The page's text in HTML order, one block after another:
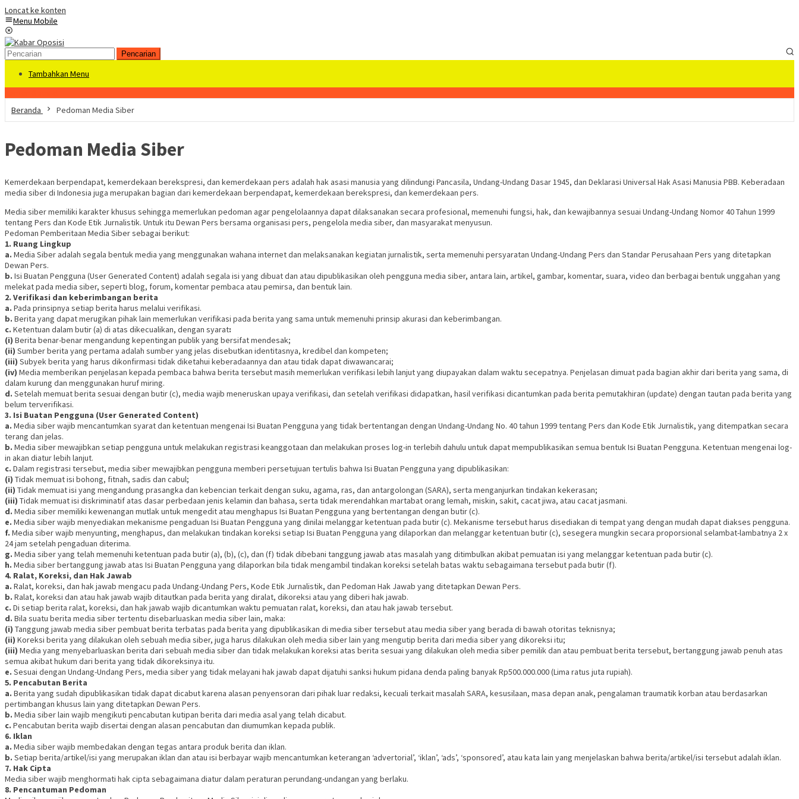
Loncat ke konten
Menu Mobile
Pencarian
Tambahkan Menu
Beranda
Pedoman Media Siber
Pedoman Media Siber
Kemerdekaan berpendapat, kemerdekaan berekspresi, dan kemerdekaan pers adalah hak asasi manusia yang dilindungi Pancasila, Undang-Undang Dasar 1945, dan Deklarasi Universal Hak Asasi Manusia PBB. Keberadaan
media siber di Indonesia juga merupakan bagian dari kemerdekaan berpendapat, kemerdekaan berekspresi, dan kemerdekaan pers.
Media siber memiliki karakter khusus sehingga memerlukan pedoman agar pengelolaannya dapat dilaksanakan secara profesional, memenuhi fungsi, hak, dan kewajibannya sesuai Undang-Undang Nomor 40 Tahun 1999
tentang Pers dan Kode Etik Jurnalistik. Untuk itu Dewan Pers bersama organisasi pers, pengelola media siber, dan masyarakat menyusun.
Pedoman Pemberitaan Media Siber sebagai berikut:
1. Ruang Lingkup
a. Media Siber adalah segala bentuk media yang menggunakan wahana internet dan melaksanakan kegiatan jurnalistik, serta memenuhi persyaratan Undang-Undang Pers dan Standar Perusahaan Pers yang ditetapkan
Dewan Pers.
b. Isi Buatan Pengguna (User Generated Content) adalah segala isi yang dibuat dan atau dipublikasikan oleh pengguna media siber, antara lain, artikel, gambar, komentar, suara, video dan berbagai bentuk unggahan yang
melekat pada media siber, seperti blog, forum, komentar pembaca atau pemirsa, dan bentuk lain.
2. Verifikasi dan keberimbangan berita
a. Pada prinsipnya setiap berita harus melalui verifikasi.
b. Berita yang dapat merugikan pihak lain memerlukan verifikasi pada berita yang sama untuk memenuhi prinsip akurasi dan keberimbangan.
c. Ketentuan dalam butir (a) di atas dikecualikan, dengan syarat:
(i) Berita benar-benar mengandung kepentingan publik yang bersifat mendesak;
(ii) Sumber berita yang pertama adalah sumber yang jelas disebutkan identitasnya, kredibel dan kompeten;
(iii) Subyek berita yang harus dikonfirmasi tidak diketahui keberadaannya dan atau tidak dapat diwawancarai;
(iv) Media memberikan penjelasan kepada pembaca bahwa berita tersebut masih memerlukan verifikasi lebih lanjut yang diupayakan dalam waktu secepatnya. Penjelasan dimuat pada bagian akhir dari berita yang sama, di
dalam kurung dan menggunakan huruf miring.
d. Setelah memuat berita sesuai dengan butir (c), media wajib meneruskan upaya verifikasi, dan setelah verifikasi didapatkan, hasil verifikasi dicantumkan pada berita pemutakhiran (update) dengan tautan pada berita yang
belum terverifikasi.
3. Isi Buatan Pengguna (User Generated Content)
a. Media siber wajib mencantumkan syarat dan ketentuan mengenai Isi Buatan Pengguna yang tidak bertentangan dengan Undang-Undang No. 40 tahun 1999 tentang Pers dan Kode Etik Jurnalistik, yang ditempatkan secara
terang dan jelas.
b. Media siber mewajibkan setiap pengguna untuk melakukan registrasi keanggotaan dan melakukan proses log-in terlebih dahulu untuk dapat mempublikasikan semua bentuk Isi Buatan Pengguna. Ketentuan mengenai log-
in akan diatur lebih lanjut.
c. Dalam registrasi tersebut, media siber mewajibkan pengguna memberi persetujuan tertulis bahwa Isi Buatan Pengguna yang dipublikasikan:
(i) Tidak memuat isi bohong, fitnah, sadis dan cabul;
(ii) Tidak memuat isi yang mengandung prasangka dan kebencian terkait dengan suku, agama, ras, dan antargolongan (SARA), serta menganjurkan tindakan kekerasan;
(iii) Tidak memuat isi diskriminatif atas dasar perbedaan jenis kelamin dan bahasa, serta tidak merendahkan martabat orang lemah, miskin, sakit, cacat jiwa, atau cacat jasmani.
d. Media siber memiliki kewenangan mutlak untuk mengedit atau menghapus Isi Buatan Pengguna yang bertentangan dengan butir (c).
e. Media siber wajib menyediakan mekanisme pengaduan Isi Buatan Pengguna yang dinilai melanggar ketentuan pada butir (c). Mekanisme tersebut harus disediakan di tempat yang dengan mudah dapat diakses pengguna.
f. Media siber wajib menyunting, menghapus, dan melakukan tindakan koreksi setiap Isi Buatan Pengguna yang dilaporkan dan melanggar ketentuan butir (c), sesegera mungkin secara proporsional selambat-lambatnya 2 x
24 jam setelah pengaduan diterima.
g. Media siber yang telah memenuhi ketentuan pada butir (a), (b), (c), dan (f) tidak dibebani tanggung jawab atas masalah yang ditimbulkan akibat pemuatan isi yang melanggar ketentuan pada butir (c).
h. Media siber bertanggung jawab atas Isi Buatan Pengguna yang dilaporkan bila tidak mengambil tindakan koreksi setelah batas waktu sebagaimana tersebut pada butir (f).
4. Ralat, Koreksi, dan Hak Jawab
a. Ralat, koreksi, dan hak jawab mengacu pada Undang-Undang Pers, Kode Etik Jurnalistik, dan Pedoman Hak Jawab yang ditetapkan Dewan Pers.
b. Ralat, koreksi dan atau hak jawab wajib ditautkan pada berita yang diralat, dikoreksi atau yang diberi hak jawab.
c. Di setiap berita ralat, koreksi, dan hak jawab wajib dicantumkan waktu pemuatan ralat, koreksi, dan atau hak jawab tersebut.
d. Bila suatu berita media siber tertentu disebarluaskan media siber lain, maka:
(i) Tanggung jawab media siber pembuat berita terbatas pada berita yang dipublikasikan di media siber tersebut atau media siber yang berada di bawah otoritas teknisnya;
(ii) Koreksi berita yang dilakukan oleh sebuah media siber, juga harus dilakukan oleh media siber lain yang mengutip berita dari media siber yang dikoreksi itu;
(iii) Media yang menyebarluaskan berita dari sebuah media siber dan tidak melakukan koreksi atas berita sesuai yang dilakukan oleh media siber pemilik dan atau pembuat berita tersebut, bertanggung jawab penuh atas
semua akibat hukum dari berita yang tidak dikoreksinya itu.
e. Sesuai dengan Undang-Undang Pers, media siber yang tidak melayani hak jawab dapat dijatuhi sanksi hukum pidana denda paling banyak Rp500.000.000 (Lima ratus juta rupiah).
5. Pencabutan Berita
a. Berita yang sudah dipublikasikan tidak dapat dicabut karena alasan penyensoran dari pihak luar redaksi, kecuali terkait masalah SARA, kesusilaan, masa depan anak, pengalaman traumatik korban atau berdasarkan
pertimbangan khusus lain yang ditetapkan Dewan Pers.
b. Media siber lain wajib mengikuti pencabutan kutipan berita dari media asal yang telah dicabut.
c. Pencabutan berita wajib disertai dengan alasan pencabutan dan diumumkan kepada publik.
6. Iklan
a. Media siber wajib membedakan dengan tegas antara produk berita dan iklan.
b. Setiap berita/artikel/isi yang merupakan iklan dan atau isi berbayar wajib mencantumkan keterangan ‘advertorial’, ‘iklan’, ‘ads’, ‘sponsored’, atau kata lain yang menjelaskan bahwa berita/artikel/isi tersebut adalah iklan.
7. Hak Cipta
Media siber wajib menghormati hak cipta sebagaimana diatur dalam peraturan perundang-undangan yang berlaku.
8. Pencantuman Pedoman